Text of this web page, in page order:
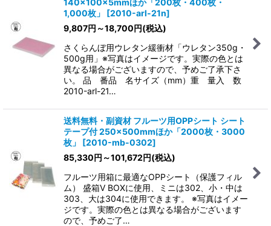
1,000枚」
[2010-arl-21n]
9,807円 ～18,700円(税込)
さくらんぼ用ウレタン緩衝材「ウレタン350g・
500g用」※写真はイメージです。実際の色とは
異なる場合がございますので、予めご了承下さ
い。 品 番品 名サイズ（mm）重 量入 数
2010-arl-21…
送料無料・副資材 フルーツ用OPPシート シート
テープ付 250×500mmほか「2000枚・3000
枚」
[2010-mb-0302]
85,330円 ～101,672円(税込)
フルーツ用箱に最適なOPPシート（保護フィル
ム） 盛箱V BOXに使用、ミニは302、小・中は
303、大は304に使用できます。 ※写真はイメー
ジです。実際の色とは異なる場合がございます
ので、予めご了…